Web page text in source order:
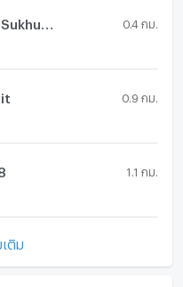
0.4 กม.
0.9 กม.
1.1 กม.
ติม